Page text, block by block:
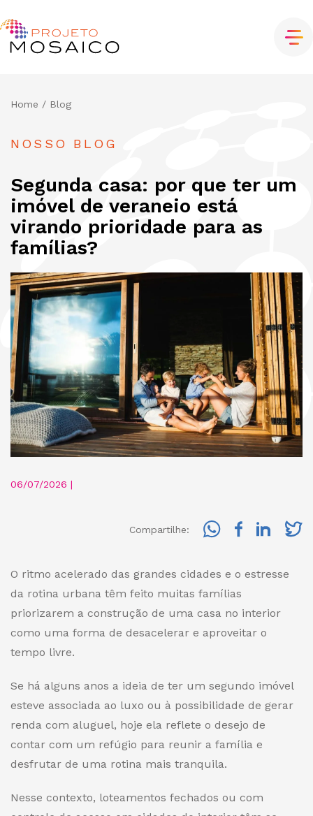
Home / Blog
NOSSO BLOG
Segunda casa: por que ter um
imóvel de veraneio está
virando prioridade para as
famílias?
06/07/2026 |
Compartilhe:
O ritmo acelerado das grandes cidades e o estresse
da rotina urbana têm feito muitas famílias
priorizarem a construção de uma casa no interior
como uma forma de desacelerar e aproveitar o
tempo livre.
Se há alguns anos a ideia de ter um segundo imóvel
esteve associada ao luxo ou à possibilidade de gerar
renda com aluguel, hoje ela reflete o desejo de
contar com um refúgio para reunir a família e
desfrutar de uma rotina mais tranquila.
Nesse contexto, loteamentos fechados ou com